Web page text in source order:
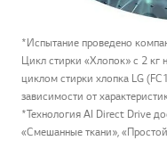
*Испытание проведено
Цикл стирки «Хлопок» с 2
циклом стирки хлопка LG
зависимости от
*Технология AI Direct Drive
«Смешанные ткани»,